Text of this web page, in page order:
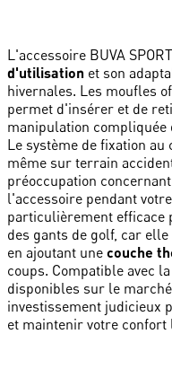
L'accessoire BUVA
d'utilisation et son
hivernales. Les moufles
permet d'insérer et de
manipulation
Le système de fixation
même sur terrain
préoccupation
l'accessoire pendant
particulièrement efficace
des gants de golf, car
en ajoutant une couche
coups. Compatible avec
disponibles sur le
investissement judicieux
et maintenir votre